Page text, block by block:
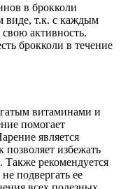
в брокколи
виде, т.к. с каждым
активность.
брокколи в течение
витаминами и
помогает
является
избежать
рекомендуется
подвергать ее